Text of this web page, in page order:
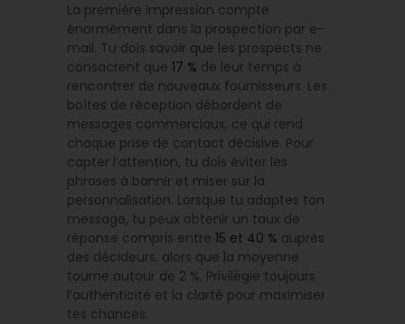
La première impression compte
énormément dans la prospection par e-
mail. Tu dois savoir que les prospects ne
consacrent que 17 % de leur temps à
rencontrer de nouveaux fournisseurs. Les
boîtes de réception débordent de
messages commerciaux, ce qui rend
chaque prise de contact décisive. Pour
capter l’attention, tu dois éviter les
phrases à bannir et miser sur la
personnalisation. Lorsque tu adaptes ton
message, tu peux obtenir un taux de
réponse compris entre 15 et 40 % auprès
des décideurs, alors que la moyenne
tourne autour de 2 %. Privilégie toujours
l’authenticité et la clarté pour maximiser
tes chances.